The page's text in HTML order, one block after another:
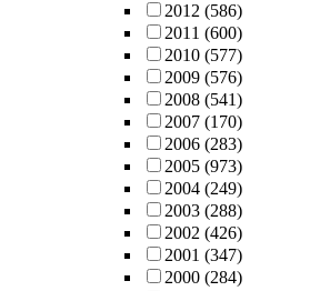
2012 (586)
2011 (600)
2010 (577)
2009 (576)
2008 (541)
2007 (170)
2006 (283)
2005 (973)
2004 (249)
2003 (288)
2002 (426)
2001 (347)
2000 (284)